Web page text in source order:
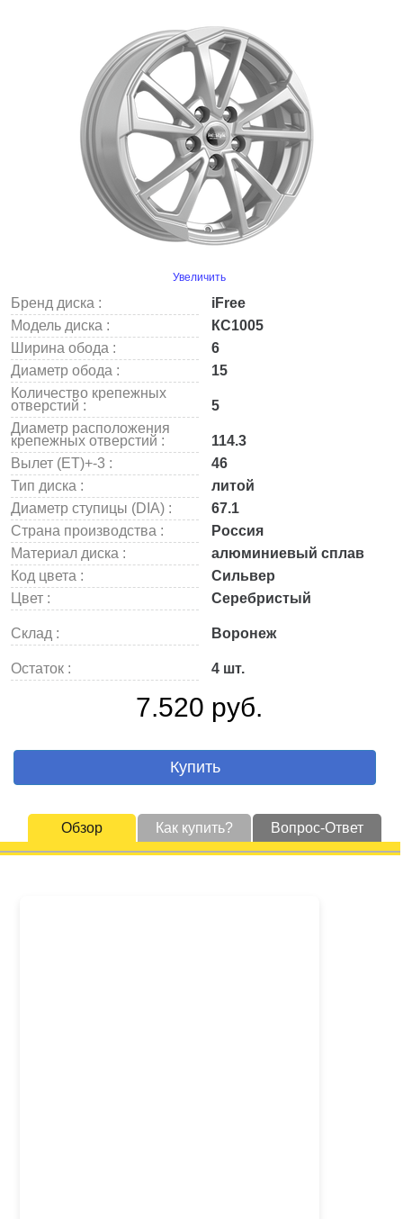
Увеличить
Бренд диска :
iFree
Модель диска :
КС1005
Ширина обода :
6
Диаметр обода :
15
Количество крепежных
отверстий :
5
Диаметр расположения
крепежных отверстий :
114.3
Вылет (ET)+-3 :
46
Тип диска :
литой
Диаметр ступицы (DIA) :
67.1
Страна производства :
Россия
Материал диска :
алюминиевый сплав
Код цвета :
Сильвер
Цвет :
Серебристый
Склад : Воронеж
Остаток : 4 шт.
7.520 руб.
Купить
Обзор Как купить? Вопрос-Ответ